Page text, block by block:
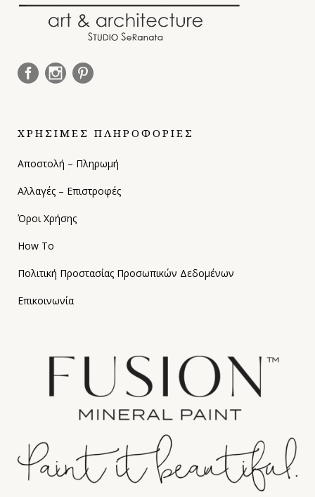
ΧΡΗΣΙΜΕΣ ΠΛΗΡΟΦΟΡΙΕΣ
Αποστολή – Πληρωμή
Αλλαγές – Επιστροφές
Όροι Χρήσης
How To
Πολιτική Προστασίας Προσωπικών Δεδομένων
Επικοινωνία